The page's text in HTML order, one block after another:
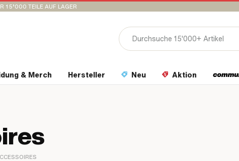
15’000 TEILE AUF LAGER
& Merch Hersteller Neu Aktion